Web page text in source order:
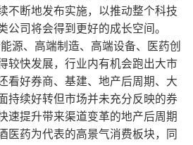
不断地发布实施，以推动整个科技
公司将会得到更好的成长空间。
源、高端制造、高端设备、医药创
较快发展，行业内有机会跑出大市
好券商、基建、地产后周期、大
持续好转但市场并未充分反映的券
速提升带来渠道变革的地产后周期
医药为代表的高景气消费板块，同